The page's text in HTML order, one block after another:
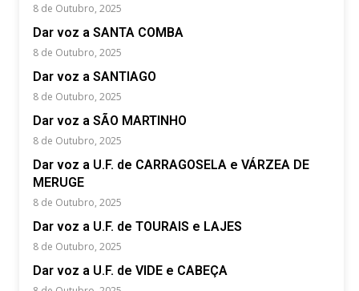
8 de Outubro, 2025
Dar voz a SANTA COMBA
8 de Outubro, 2025
Dar voz a SANTIAGO
8 de Outubro, 2025
Dar voz a SÃO MARTINHO
8 de Outubro, 2025
Dar voz a U.F. de CARRAGOSELA e VÁRZEA DE
MERUGE
8 de Outubro, 2025
Dar voz a U.F. de TOURAIS e LAJES
8 de Outubro, 2025
Dar voz a U.F. de VIDE e CABEÇA